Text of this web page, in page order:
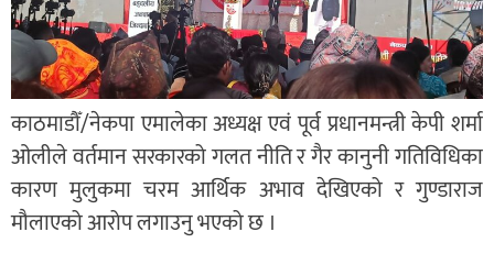
काठमाडौँ/नेकपा एमालेका अध्यक्ष एवं पूर्व प्रधानमन्त्री केपी शर्मा
ओलीले वर्तमान सरकारको गलत नीति र गैर कानुनी गतिविधिका
कारण मुलुकमा चरम आर्थिक अभाव देखिएको र गुण्डाराज
मौलाएको आरोप लगाउनु भएको छ ।